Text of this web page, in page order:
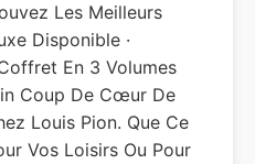
Les Meilleurs
Disponible ·
En 3 Volumes
Coup De Cœur De
Louis Pion. Que Ce
Vos Loisirs Ou Pour